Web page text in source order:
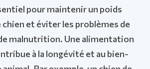
pour maintenir un poids
chien et éviter les problèmes de
malnutrition. Une alimentation
à la longévité et au bien-